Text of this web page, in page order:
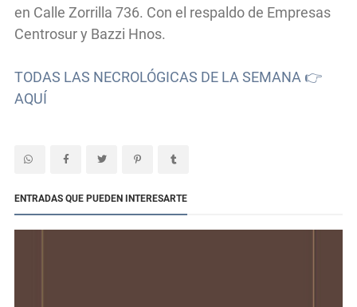
en Calle Zorrilla 736. Con el respaldo de Empresas
Centrosur y Bazzi Hnos.
TODAS LAS NECROLÓGICAS DE LA SEMANA 👉
AQUÍ
ENTRADAS QUE PUEDEN INTERESARTE